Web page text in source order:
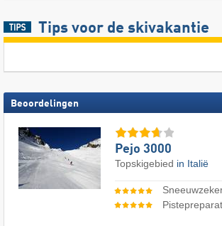
Tips voor de skivakantie
Beoordelingen
Pejo 3000
Topskigebied in Italië